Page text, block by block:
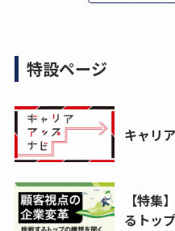
特設ページ
キャリ
【特集
るトッ